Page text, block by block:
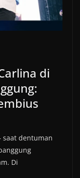
di
saat dentuman
Di